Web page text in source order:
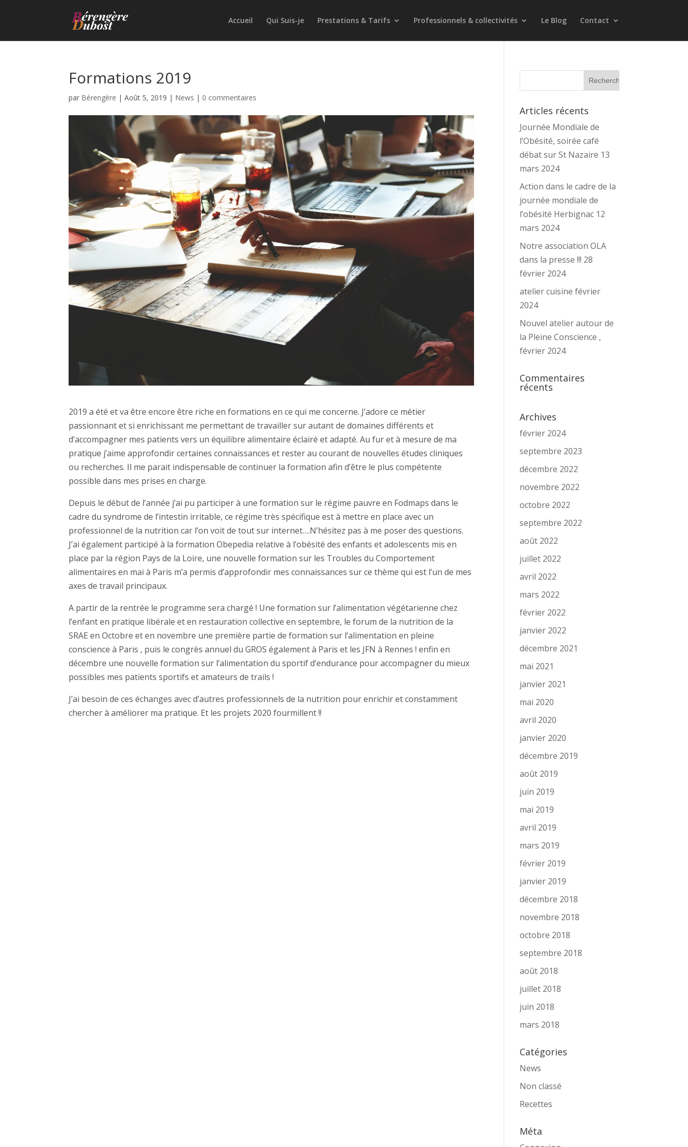
Accueil Qui Suis-je Prestations & Tarifs Professionnels & collectivités Le Blog Contact
Formations 2019
par Bérengère |Août 5, 2019 | News | 0 commentaires
2019 a été et va être encore être riche en formations en ce qui me concerne. J’adore ce métier
passionnant et si enrichissant me permettant de travailler sur autant de domaines différents et
d’accompagner mes patients vers un équilibre alimentaire éclairé et adapté. Au fur et à mesure de ma
pratique j’aime approfondir certaines connaissances et rester au courant de nouvelles études cliniques
ou recherches. Il me parait indispensable de continuer la formation afin d’être le plus compétente
possible dans mes prises en charge.
Depuis le début de l’année j’ai pu participer à une formation sur le régime pauvre en Fodmaps dans le
cadre du syndrome de l’intestin irritable, ce régime très spécifique est à mettre en place avec un
professionnel de la nutrition car l’on voit de tout sur internet….N’hésitez pas à me poser des questions.
J’ai également participé à la formation Obepedia relative à l’obésité des enfants et adolescents mis en
place par la région Pays de la Loire, une nouvelle formation sur les Troubles du Comportement
alimentaires en mai à Paris m’a permis d’approfondir mes connaissances sur ce thème qui est l’un de mes
axes de travail principaux.
A partir de la rentrée le programme sera chargé ! Une formation sur l’alimentation végétarienne chez
l’enfant en pratique libérale et en restauration collective en septembre, le forum de la nutrition de la
SRAE en Octobre et en novembre une première partie de formation sur l’alimentation en pleine
conscience à Paris , puis le congrès annuel du GROS également à Paris et les JFN à Rennes ! enfin en
décembre une nouvelle formation sur l’alimentation du sportif d’endurance pour accompagner du mieux
possibles mes patients sportifs et amateurs de trails !
J’ai besoin de ces échanges avec d’autres professionnels de la nutrition pour enrichir et constamment
chercher à améliorer ma pratique. Et les projets 2020 fourmillent !!
Articles récents
Journée Mondiale de
l’Obésité, soirée café
débat sur St Nazaire 13
mars 2024
Action dans le cadre de la
journée mondiale de
l’obésité Herbignac 12
mars 2024
Notre association OLA
dans la presse !!! 28
février 2024
atelier cuisine février
2024
Nouvel atelier autour de
la Pleine Conscience ,
février 2024
Commentaires
récents
Archives
février 2024
septembre 2023
décembre 2022
novembre 2022
octobre 2022
septembre 2022
août 2022
juillet 2022
avril 2022
mars 2022
février 2022
janvier 2022
décembre 2021
mai 2021
janvier 2021
mai 2020
avril 2020
janvier 2020
décembre 2019
août 2019
juin 2019
mai 2019
avril 2019
mars 2019
février 2019
janvier 2019
décembre 2018
novembre 2018
octobre 2018
septembre 2018
août 2018
juillet 2018
juin 2018
mars 2018
Catégories
News
Non classé
Recettes
Méta